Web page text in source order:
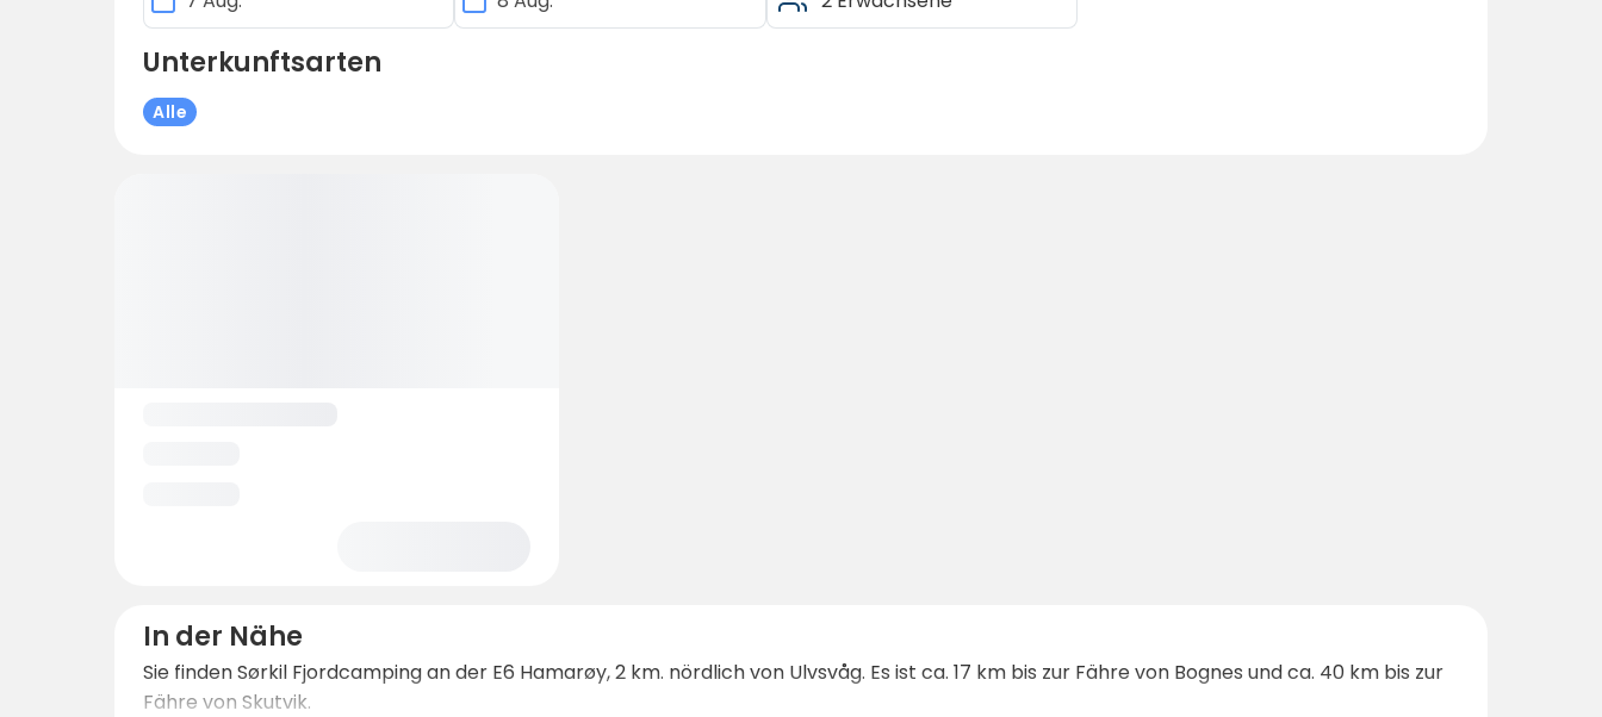
Unterkunftsarten
Alle
In der Nähe
Sie finden Sørkil Fjordcamping an der E6 Hamarøy, 2 km. nördlich von Ulvsvåg. Es ist ca. 17 km bis zur Fähre von Bognes und ca. 40 km bis zur
Fähre von Skutvik.